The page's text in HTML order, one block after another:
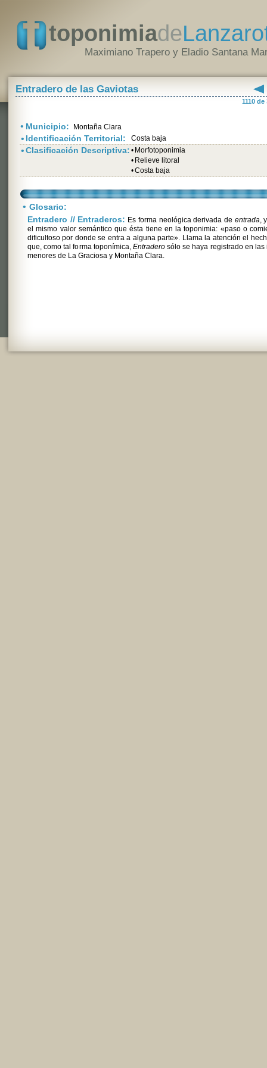
toponimiade
Maximiano Trapero y Eladio Santana
Entradero de las Gaviotas
1110
• Municipio: Montaña Clara
• Identificación Territorial: Costa baja
•Clasificación Descriptiva: • Morfotoponimia
• Relieve litoral
•Costa baja
• Glosario:
Entradero // Entraderos: Es forma neológica derivada de entrada,
el mismo valor semántico que ésta tiene en la toponimia: «paso o
dificultoso por donde se entra a alguna parte». Llama la atención el
que, como tal forma toponímica, Entraderosólo se haya registrado en las
menores de La Graciosa y Montaña Clara.